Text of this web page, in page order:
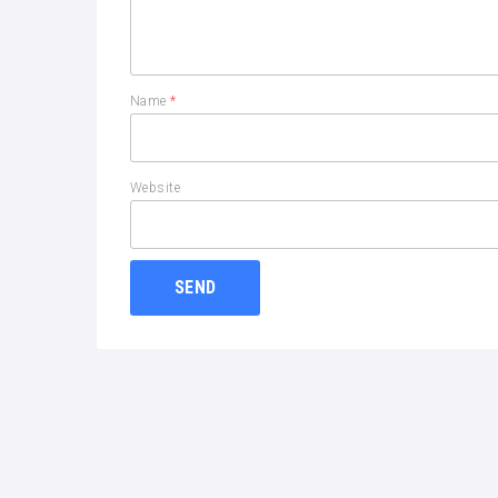
Name*
Website